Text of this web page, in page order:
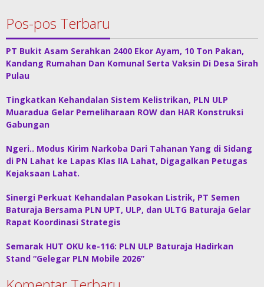
Pos-pos Terbaru
PT Bukit Asam Serahkan 2400 Ekor Ayam, 10 Ton Pakan,
Kandang Rumahan Dan Komunal Serta Vaksin Di Desa Sirah
Pulau
Tingkatkan Kehandalan Sistem Kelistrikan, PLN ULP
Muaradua Gelar Pemeliharaan ROW dan HAR Konstruksi
Gabungan
Ngeri.. Modus Kirim Narkoba Dari Tahanan Yang di Sidang
di PN Lahat ke Lapas Klas IIA Lahat, Digagalkan Petugas
Kejaksaan Lahat.
Sinergi Perkuat Kehandalan Pasokan Listrik, PT Semen
Baturaja Bersama PLN UPT, ULP, dan ULTG Baturaja Gelar
Rapat Koordinasi Strategis
Semarak HUT OKU ke-116: PLN ULP Baturaja Hadirkan
Stand “Gelegar PLN Mobile 2026”